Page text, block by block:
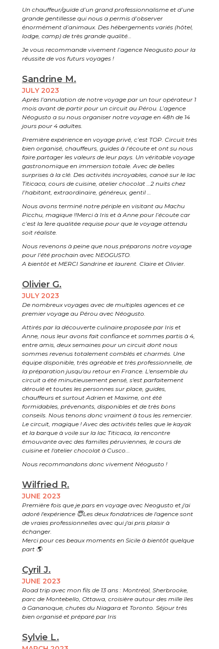
Un chauffeur/guide d’un grand professionnalisme et d’une
grande gentillesse qui nous a permis d’observer
énormément d’animaux. Des hébergements variés (hôtel,
lodge, camp) de très grande qualité…
Je vous recommande vivement l’agence Neogusto pour la
réussite de vos futurs voyages !
Sandrine M.
JULY 2023
Après l’annulation de notre voyage par un tour opérateur 1
mois avant de partir pour un circuit au Pérou. L’agence
Néogusto a su nous organiser notre voyage en 48h de 14
jours pour 4 adultes.
Première expérience en voyage privé, c’est TOP. Circuit très
bien organisé, chauffeurs, guides à l’écoute et ont su nous
faire partager les valeurs de leur pays. Un véritable voyage
gastronomique en immersion totale. Avec de belles
surprises à la clé. Des activités incroyables, canoë sur le lac
Titicaca, cours de cuisine, atelier chocolat …2 nuits chez
l’habitant, extraordinaire, généreux, gentil …
Nous avons terminé notre périple en visitant au Machu
Picchu, magique !!Merci à Iris et à Anne pour l’écoute car
c’est la 1ere qualitée requise pour que le voyage attendu
soit réaliste.
Nous revenons à peine que nous préparons notre voyage
pour l’été prochain avec NEOGUSTO.
A bientôt et MERCI Sandrine et laurent. Claire et Olivier.
Olivier G.
JULY 2023
De nombreux voyages avec de multiples agences et ce
premier voyage au Pérou avec Néogusto.
Attirés par la découverte culinaire proposée par Iris et
Anne, nous leur avons fait confiance et sommes partis à 4,
entre amis, deux semaines pour un circuit dont nous
sommes revenus totalement comblés et charmés. Une
équipe disponible, très agréable et très professionnelle, de
la préparation jusqu'au retour en France. L'ensemble du
circuit a été minutieusement pensé, s'est parfaitement
déroulé et toutes les personnes sur place, guides,
chauffeurs et surtout Adrien et Maxime, ont été
formidables, prévenants, disponibles et de très bons
conseils. Nous tenons donc vraiment à tous les remercier.
Le circuit, magique ! Avec des activités telles que le kayak
et la barque à voile sur la lac Titicaca, la rencontre
émouvante avec des familles péruviennes, le cours de
cuisine et l'atelier chocolat à Cusco...
Nous recommandons donc vivement Néogusto !
Wilfried R.
JUNE 2023
Première fois que je pars en voyage avec Neogusto et j'ai
adoré l'expérience 😇Les deux fondatrices de l'agence sont
de vraies professionnelles avec qui j'ai pris plaisir à
échanger.
Merci pour ces beaux moments en Sicile à bientôt quelque
part 🌎
Cyril J.
JUNE 2023
Road trip avec mon fils de 13 ans : Montréal, Sherbrooke,
parc de Montebello, Ottawa, croisière autour des mille îles
à Gananoque, chutes du Niagara et Toronto. Séjour très
bien organisé et préparé par Iris
Sylvie L.